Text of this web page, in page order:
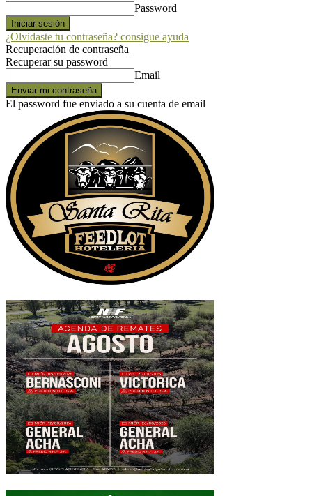
Password
¿Olvidaste tu contraseña? consigue ayuda
Recuperación de contraseña
Recuperar su password
Email
El password fue enviado a su cuenta de email